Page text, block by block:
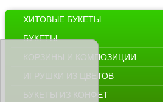
ХИТОВЫЕ БУКЕТЫ
БУКЕТЫ
КОРЗИНЫ И КОМПОЗИЦИИ
ИГРУШКИ ИЗ ЦВЕТОВ
БУКЕТЫ ИЗ КОНФЕТ